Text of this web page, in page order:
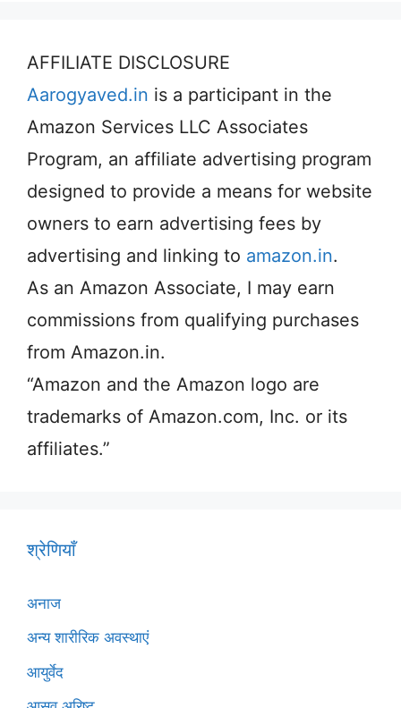
AFFILIATE DISCLOSURE
Aarogyaved.in is a participant in the
Amazon Services LLC Associates
Program, an affiliate advertising program
designed to provide a means for website
owners to earn advertising fees by
advertising and linking to amazon.in.
As an Amazon Associate, I may earn
commissions from qualifying purchases
from Amazon.in.
“Amazon and the Amazon logo are
trademarks of Amazon.com, Inc. or its
affiliates.”
श्रेणियाँ
अनाज
अन्य शारीरिक अवस्थाएं
आयुर्वेद